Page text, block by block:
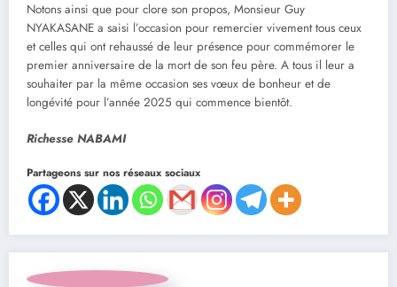
Notons ainsi que pour clore son propos, Monsieur Guy
NYAKASANE a saisi l’occasion pour remercier vivement tous ceux
et celles qui ont rehaussé de leur présence pour commémorer le
premier anniversaire de la mort de son feu père. A tous il leur a
souhaiter par la même occasion ses vœux de bonheur et de
longévité pour l’année 2025 qui commence bientôt.
Richesse NABAMI
Partageons sur nos réseaux sociaux